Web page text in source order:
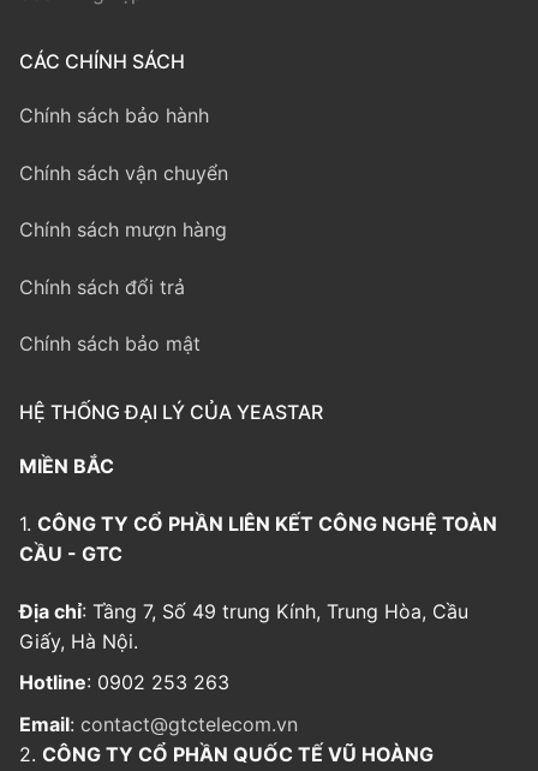
CÁC CHÍNH SÁCH
Chính sách bảo hành
Chính sách vận chuyển
Chính sách mượn hàng
Chính sách đổi trả
Chính sách bảo mật
HỆ THỐNG ĐẠI LÝ CỦA YEASTAR
MIỀN BẮC
1. CÔNG TY CỔ PHẦN LIÊN KẾT CÔNG NGHỆ TOÀN
CẦU - GTC
Địa chỉ: Tầng 7, Số 49 trung Kính, Trung Hòa, Cầu
Giấy, Hà Nội.
Hotline: 0902 253 263
Email: contact@gtctelecom.vn
2. CÔNG TY CỔ PHẦN QUỐC TẾ VŨ HOÀNG